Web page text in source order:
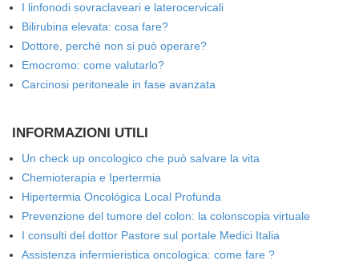
I linfonodi sovraclaveari e laterocervicali
Bilirubina elevata: cosa fare?
Dottore, perché non si può operare?
Emocromo: come valutarlo?
Carcinosi peritoneale in fase avanzata
INFORMAZIONI UTILI
Un check up oncologico che può salvare la vita
Chemioterapia e Ipertermia
Hipertermia Oncológica Local Profunda
Prevenzione del tumore del colon: la colonscopia virtuale
I consulti del dottor Pastore sul portale Medici Italia
Assistenza infermieristica oncologica: come fare ?